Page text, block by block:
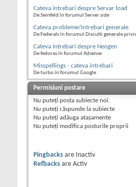
Cateva intrebari despre Servar load
De Seinfeld în forumul Server side
Cateva probleme/intrebari generale
De Federals în forumul Discutii generale
Cateva intrebari despre Neogen
De fedoras în forumul Adsense
Misspellings - cateva intrebari
De turbo în forumul Google
Permisiuni postare
Nu puteţi posta subiecte noi.
Nu puteţi răspunde la subiecte
Nu puteţi adăuga ataşamente
Nu puteţi modifica posturile proprii
Pingbacks are
Inactiv
Refbacks are Activ